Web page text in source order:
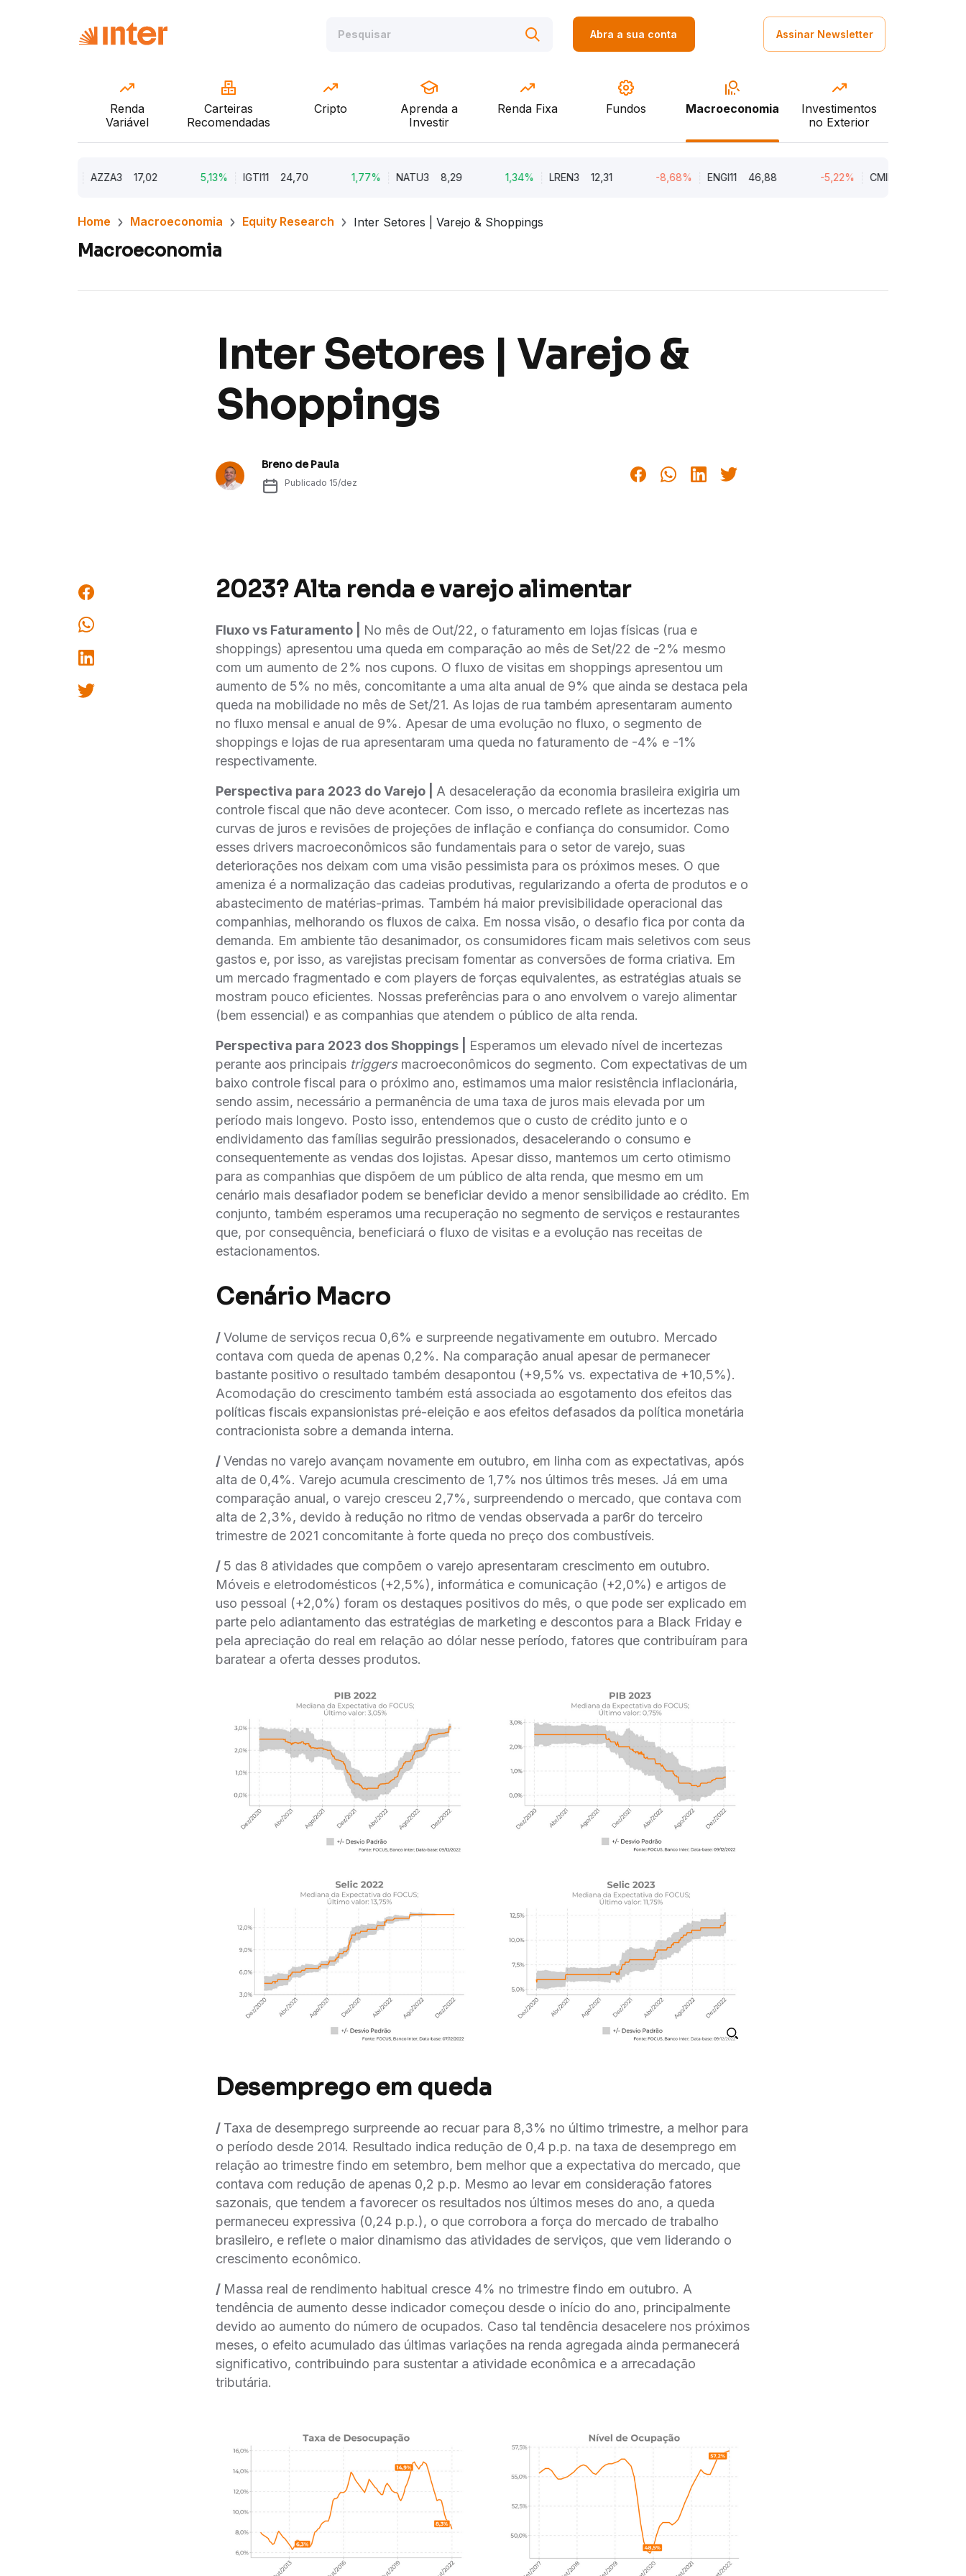
Abra a sua conta Assinar Newsletter
Renda
Variável
Carteiras
Recomendadas
Cripto
Aprenda a
Investir
Renda Fixa Fundos Macroeconomia
Investimentos
no Exterior
17,02 IGTI11 24,70 NATU3 8,29 LREN3 12,31 -8,68% ENGI11 46,88 -5,22% CMIN3 5,45
Home Macroeconomia Equity Research Inter Setores | Varejo & Shoppings
Macroeconomia
Inter Setores | Varejo &
Shoppings
Breno de Paula
Publicado 15/dez
2023? Alta renda e varejo alimentar
Fluxo vs Faturamento | No mês de Out/22, o faturamento em lojas físicas (rua e
shoppings) apresentou uma queda em comparação ao mês de Set/22 de -2% mesmo
com um aumento de 2% nos cupons. O fluxo de visitas em shoppings apresentou um
aumento de 5% no mês, concomitante a uma alta anual de 9% que ainda se destaca pela
queda na mobilidade no mês de Set/21. As lojas de rua também apresentaram aumento
no fluxo mensal e anual de 9%. Apesar de uma evolução no fluxo, o segmento de
shoppings e lojas de rua apresentaram uma queda no faturamento de -4% e -1%
respectivamente.
Perspectiva para 2023 do Varejo | A desaceleração da economia brasileira exigiria um
controle fiscal que não deve acontecer. Com isso, o mercado reflete as incertezas nas
curvas de juros e revisões de projeções de inflação e confiança do consumidor. Como
esses drivers macroeconômicos são fundamentais para o setor de varejo, suas
deteriorações nos deixam com uma visão pessimista para os próximos meses. O que
ameniza é a normalização das cadeias produtivas, regularizando a oferta de produtos e o
abastecimento de matérias-primas. Também há maior previsibilidade operacional das
companhias, melhorando os fluxos de caixa. Em nossa visão, o desafio fica por conta da
demanda. Em ambiente tão desanimador, os consumidores ficam mais seletivos com seus
gastos e, por isso, as varejistas precisam fomentar as conversões de forma criativa. Em
um mercado fragmentado e com players de forças equivalentes, as estratégias atuais se
mostram pouco eficientes. Nossas preferências para o ano envolvem o varejo alimentar
(bem essencial) e as companhias que atendem o público de alta renda.
Perspectiva para 2023 dos Shoppings | Esperamos um elevado nível de incertezas
perante aos principais triggers macroeconômicos do segmento. Com expectativas de um
baixo controle fiscal para o próximo ano, estimamos uma maior resistência inflacionária,
sendo assim, necessário a permanência de uma taxa de juros mais elevada por um
período mais longevo. Posto isso, entendemos que o custo de crédito junto e o
endividamento das famílias seguirão pressionados, desacelerando o consumo e
consequentemente as vendas dos lojistas. Apesar disso, mantemos um certo otimismo
para as companhias que dispõem de um público de alta renda, que mesmo em um
cenário mais desafiador podem se beneficiar devido a menor sensibilidade ao crédito. Em
conjunto, também esperamos uma recuperação no segmento de serviços e restaurantes
que, por consequência, beneficiará o fluxo de visitas e a evolução nas receitas de
estacionamentos.
Cenário Macro
/Volume de serviços recua 0,6% e surpreende negativamente em outubro. Mercado
contava com queda de apenas 0,2%. Na comparação anual apesar de permanecer
bastante positivo o resultado também desapontou (+9,5% vs. expectativa de +10,5%).
Acomodação do crescimento também está associada ao esgotamento dos efeitos das
políticas fiscais expansionistas pré-eleição e aos efeitos defasados da política monetária
contracionista sobre a demanda interna.
/Vendas no varejo avançam novamente em outubro, em linha com as expectativas, após
alta de 0,4%. Varejo acumula crescimento de 1,7% nos últimos três meses. Já em uma
comparação anual, o varejo cresceu 2,7%, surpreendendo o mercado, que contava com
alta de 2,3%, devido à redução no ritmo de vendas observada a par6r do terceiro
trimestre de 2021 concomitante à forte queda no preço dos combustíveis.
/ 5 das 8 atividades que compõem o varejo apresentaram crescimento em outubro.
Móveis e eletrodomésticos (+2,5%), informática e comunicação (+2,0%) e artigos de
uso pessoal (+2,0%) foram os destaques positivos do mês, o que pode ser explicado em
parte pelo adiantamento das estratégias de marketing e descontos para a Black Friday e
pela apreciação do real em relação ao dólar nesse período, fatores que contribuíram para
baratear a oferta desses produtos.
Desemprego em queda
/ Taxa de desemprego surpreende ao recuar para 8,3% no último trimestre, a melhor para
o período desde 2014. Resultado indica redução de 0,4 p.p. na taxa de desemprego em
relação ao trimestre findo em setembro, bem melhor que a expectativa do mercado, que
contava com redução de apenas 0,2 p.p. Mesmo ao levar em consideração fatores
sazonais, que tendem a favorecer os resultados nos últimos meses do ano, a queda
permaneceu expressiva (0,24 p.p.), o que corrobora a força do mercado de trabalho
brasileiro, e reflete o maior dinamismo das atividades de serviços, que vem liderando o
crescimento econômico.
/ Massa real de rendimento habitual cresce 4% no trimestre findo em outubro. A
tendência de aumento desse indicador começou desde o início do ano, principalmente
devido ao aumento do número de ocupados. Caso tal tendência desacelere nos próximos
meses, o efeito acumulado das últimas variações na renda agregada ainda permanecerá
significativo, contribuindo para sustentar a atividade econômica e a arrecadação
tributária.